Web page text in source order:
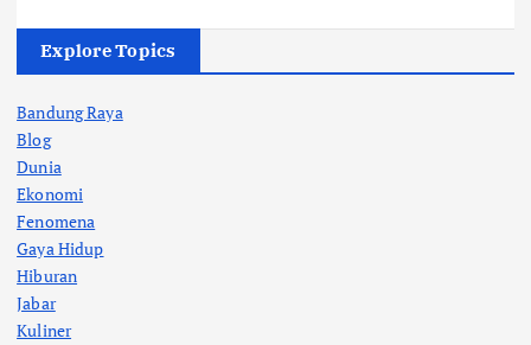
Explore Topics
Bandung Raya
Blog
Dunia
Ekonomi
Fenomena
Gaya Hidup
Hiburan
Jabar
Kuliner